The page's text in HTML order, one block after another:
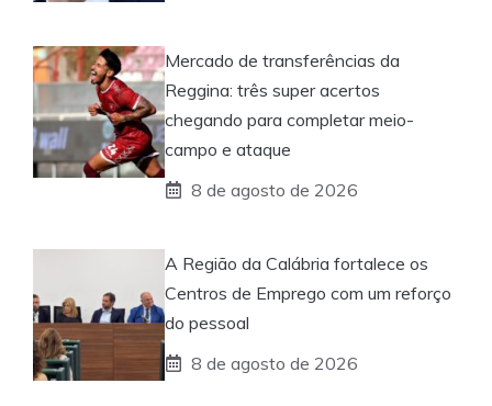
Mercado de transferências da
Reggina: três super acertos
chegando para completar meio-
campo e ataque
8 de agosto de 2026
A Região da Calábria fortalece os
Centros de Emprego com um reforço
do pessoal
8 de agosto de 2026